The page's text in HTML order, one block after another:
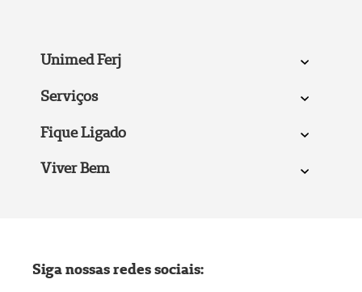
Unimed Ferj
Serviços
Fique Ligado
Viver Bem
Siga nossas redes sociais: